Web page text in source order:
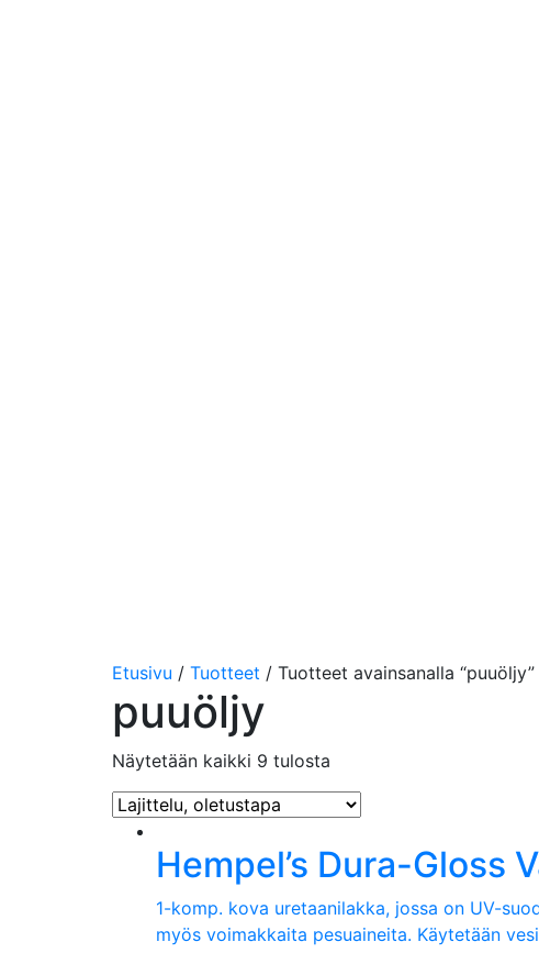
Etusivu / Tuotteet / Tuotteet avainsanalla “puuöljy”
puuöljy
Näytetään kaikki 9 tulosta
Hempel’s Dura-Gloss
1-komp. kova uretaanilakka, jossa on UV-
myös voimakkaita pesuaineita. Käytetään